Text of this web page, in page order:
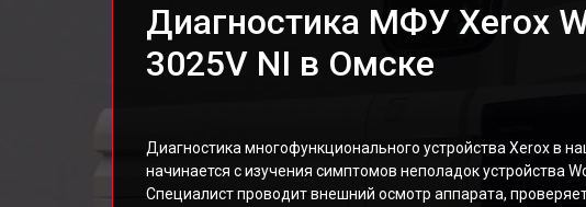
Диагностика МФУ Xerox
3025V NI в Омске
Диагностика многофункционального устройства Xerox в
начинается с изучения симптомов неполадок устройства
Специалист проводит внешний осмотр аппарата,